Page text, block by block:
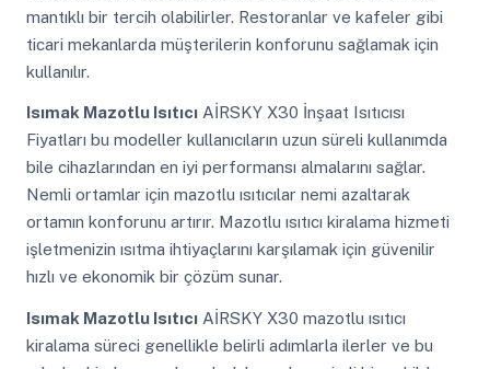
mantıklı bir tercih olabilirler. Restoranlar ve kafeler gibi
ticari mekanlarda müşterilerin konforunu sağlamak için
kullanılır.
Isımak Mazotlu IsıtıcıAİRSKY X30 İnşaat Isıtıcısı
Fiyatları bu modeller kullanıcıların uzun süreli kullanımda
bile cihazlarından en iyi performansı almalarını sağlar.
Nemli ortamlar için mazotlu ısıtıcılar nemi azaltarak
ortamın konforunu artırır. Mazotlu ısıtıcı kiralama hizmeti
işletmenizin ısıtma ihtiyaçlarını karşılamak için güvenilir
hızlı ve ekonomik bir çözüm sunar.
Isımak Mazotlu IsıtıcıAİRSKY X30 mazotlu ısıtıcı
kiralama süreci genellikle belirli adımlarla ilerler ve bu